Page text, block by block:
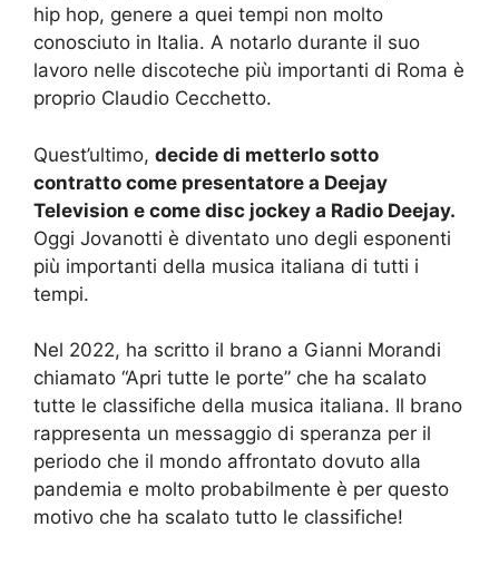
hip hop, genere a quei tempi non molto
conosciuto in Italia. A notarlo durante il suo
lavoro nelle discoteche più importanti di Roma è
proprio Claudio Cecchetto.
Quest’ultimo, decide di metterlo sotto
contratto come presentatore a Deejay
Television e come disc jockey a Radio Deejay.
Oggi Jovanotti è diventato uno degli esponenti
più importanti della musica italiana di tutti i
tempi.
Nel 2022, ha scritto il brano a Gianni Morandi
chiamato “Apri tutte le porte” che ha scalato
tutte le classifiche della musica italiana. Il brano
rappresenta un messaggio di speranza per il
periodo che il mondo affrontato dovuto alla
pandemia e molto probabilmente è per questo
motivo che ha scalato tutto le classifiche!